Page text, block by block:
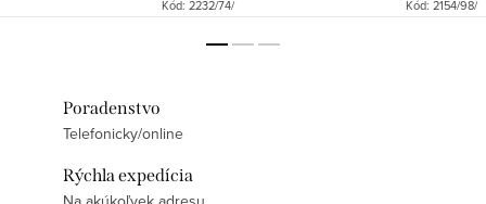
Kód: 2232/74/ Kód: 2154/98/
Poradenstvo
Telefonicky/online
Rýchla expedícia